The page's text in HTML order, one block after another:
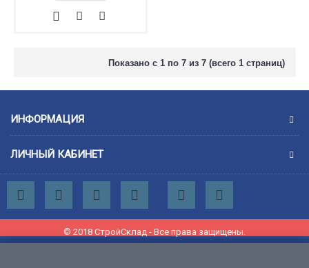
Показано с 1 по 7 из 7 (всего 1 страниц)
ИНФОРМАЦИЯ
ЛИЧНЫЙ КАБИНЕТ
© 2018 СтройСклад - Все права защищены.